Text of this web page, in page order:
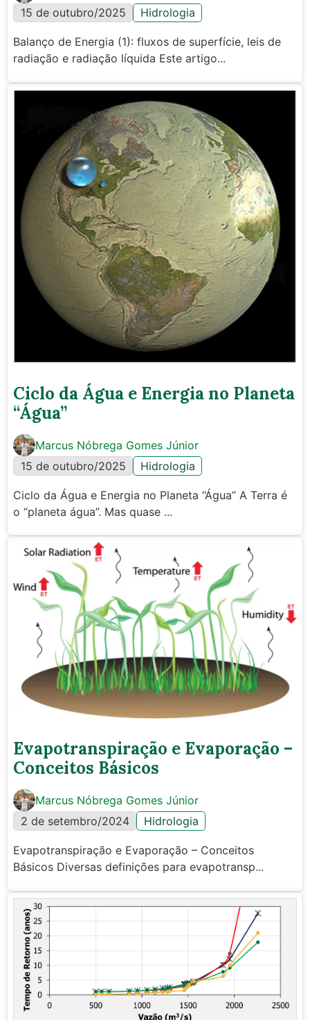
15 de outubro/2025
Hidrologia
Balanço de Energia (1): fluxos de superfície, leis de
radiação e radiação líquida Este artigo...
Ciclo da Água e Energia no Planeta
“Água”
Marcus Nóbrega Gomes Júnior
15 de outubro/2025
Hidrologia
Ciclo da Água e Energia no Planeta “Água” A Terra é
o “planeta água”. Mas quase ...
Evapotranspiração e Evaporação –
Conceitos Básicos
Marcus Nóbrega Gomes Júnior
2 de setembro/2024
Hidrologia
Evapotranspiração e Evaporação – Conceitos
Básicos Diversas definições para evapotransp...